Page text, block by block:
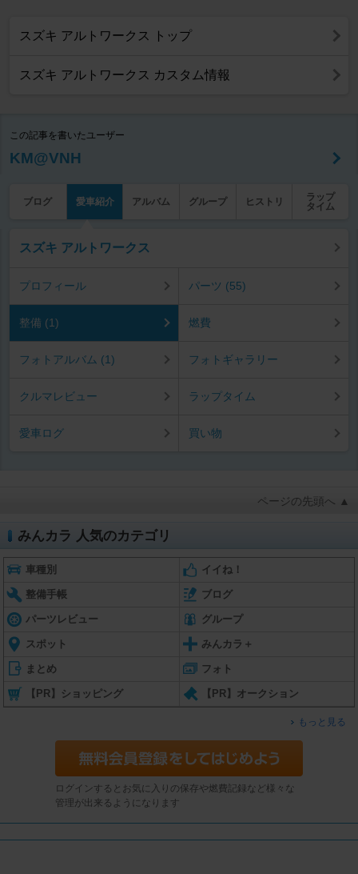
スズキ アルトワークス トップ
スズキ アルトワークス カスタム情報
この記事を書いたユーザー
KM@VNH
ブログ 愛車紹介 アルバム グループ ヒストリ
ラップ
タイム
スズキ アルトワークス
プロフィール パーツ (55)
整備 (1) 燃費
フォトアルバム (1) フォトギャラリー
クルマレビュー ラップタイム
愛車ログ 買い物
ページの先頭へ ▲
みんカラ 人気のカテゴリ
車種別 イイね！
整備手帳 ブログ
パーツレビュー グループ
スポット みんカラ＋
まとめ フォト
【PR】ショッピング 【PR】オークション
もっと見る
ログインするとお気に入りの保存や燃費記録など様々な
管理が出来るようになります